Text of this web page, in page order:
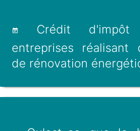
Crédit
entreprises réalisant
de rénovation